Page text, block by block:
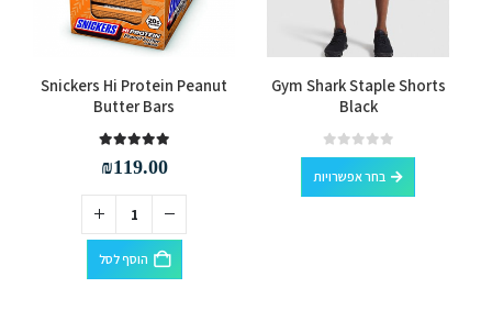
למוצר זה יש מספר סוגים. ניתן לבחור את האפשרויות בעמוד המוצר
Gym Shark Staple Shorts
Black
0
out of 5
בחר אפשרויות
למוצר זה יש מספר סוגים. ניתן לבחור את האפשרויות בעמוד המוצר
Snickers Hi Protein Peanut
Butter Bars
₪119.00
הוסף לסל